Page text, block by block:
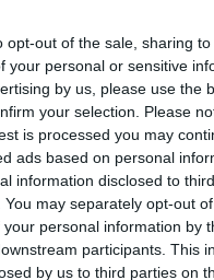
opt-out of the sale, sharing
your personal or sensitive
by us, please use the
your selection. Please
is processed you may
ads based on personal
information disclosed to
You may separately opt-out
your personal information by
participants. This
by us to third parties on